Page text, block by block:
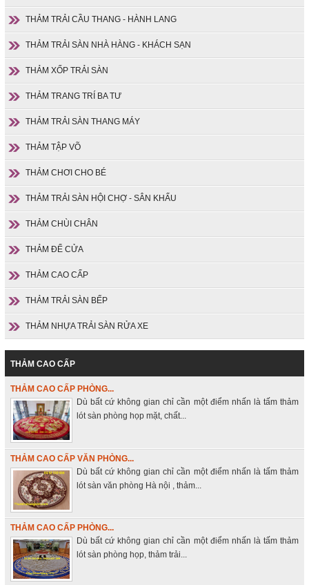
THẢM TRẢI CẦU THANG - HÀNH LANG
THẢM TRẢI SÀN NHÀ HÀNG - KHÁCH SẠN
THẢM XỐP TRẢI SÀN
THẢM TRANG TRÍ BA TƯ
THẢM TRẢI SÀN THANG MÁY
THẢM TẬP VÕ
THẢM CHƠI CHO BÉ
THẢM TRẢI SÀN HỘI CHỢ - SÂN KHẤU
THẢM CHÙI CHÂN
THẢM ĐỂ CỬA
THẢM CAO CẤP
THẢM TRẢI SÀN BẾP
THẢM NHỰA TRẢI SÀN RỬA XE
THẢM CAO CẤP
THẢM CAO CẤP PHÒNG...
Dù bất cứ không gian chỉ cần một điểm nhấn là tấm thảm
lót sàn phòng họp mặt, chất...
THẢM CAO CẤP VĂN PHÒNG...
Dù bất cứ không gian chỉ cần một điểm nhấn là tấm thảm
lót sàn văn phòng Hà nội , thảm...
THẢM CAO CẤP PHÒNG...
Dù bất cứ không gian chỉ cần một điểm nhấn là tấm thảm
lót sàn phòng họp, thảm trải...